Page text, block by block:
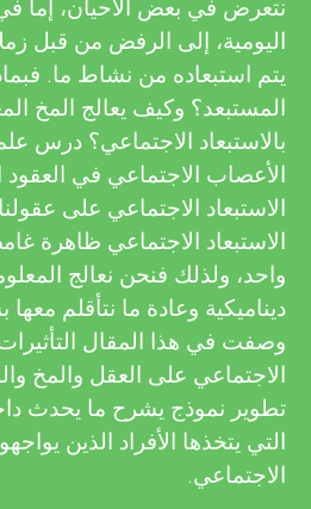
n
g
M
n
d
s
v
i
e
w
e
r
s
نتعرض في بعض الأحيان، إما
اليومية، إلى الرفض من قبل
يتم استبعاده من نشاط ما.
المستبعد؟ وكيف يعالج المخ
بالاستبعاد الاجتماعي؟ درس
الأعصاب الاجتماعي في العقود
الاستبعاد الاجتماعي على
الاستبعاد الاجتماعي ظاهرة
واحد، ولذلك فنحن نعالج
ديناميكية وعادة ما نتأقلم
وصفت في هذا المقال التأثيرات
الاجتماعي على العقل والمخ
تطوير نموذج يشرح ما يحدث
التي يتخذها الأفراد الذين
الاجتماعي.